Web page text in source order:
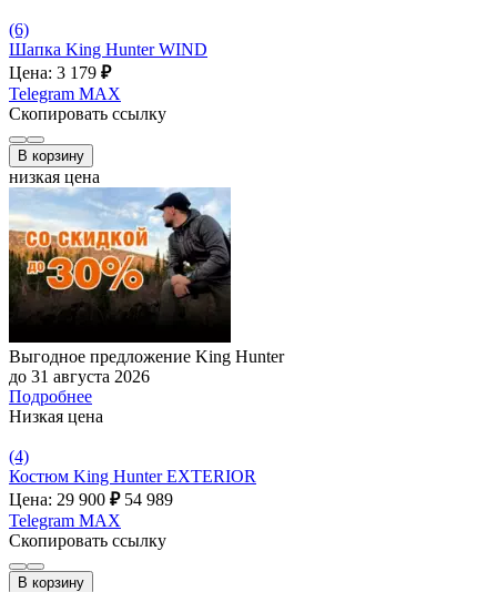
(6)
Шапка King Hunter WIND
Цена: 3 179 ₽
Telegram MAX
Скопировать ссылку
В корзину
низкая цена
Выгодное предложение King Hunter
до 31 августа 2026
Подробнее
Низкая цена
(4)
Костюм King Hunter EXTERIOR
Цена: 29 900 ₽ 54 989
Telegram MAX
Скопировать ссылку
В корзину